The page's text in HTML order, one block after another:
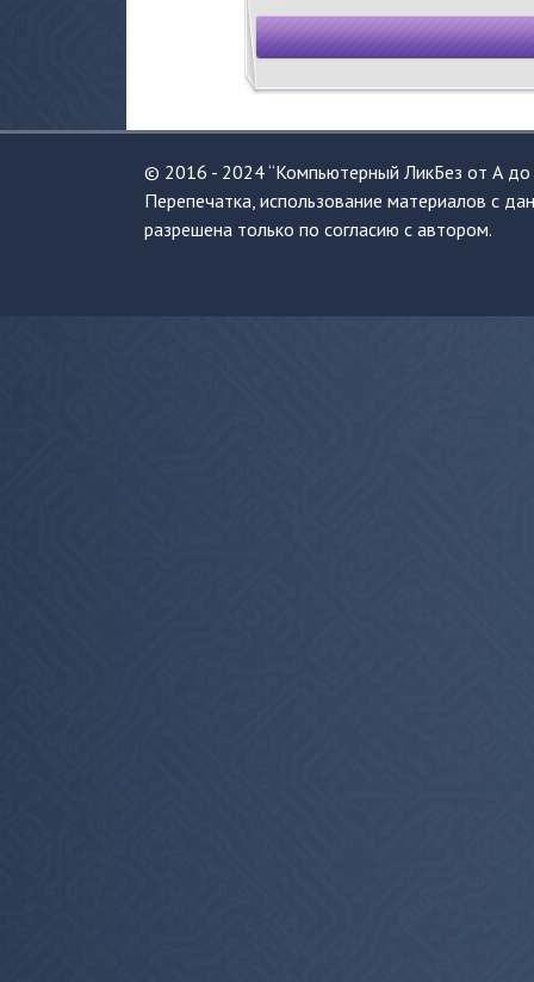
© 2016 - 2024 “Компьютерный ЛикБез от А до
Перепечатка, использование материалов с
разрешена только по согласию с автором.